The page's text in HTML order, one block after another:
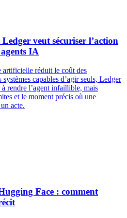
veut sécuriser l’action
IA
réduit le coût des
capables d’agir seuls, Ledger
rendre l’agent infaillible, mais
et le moment précis où une
acte.
Face : comment